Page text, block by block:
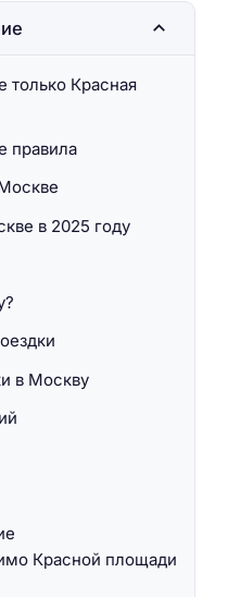
только Красная
правила
в 2025 году
в Москву
Красной площади